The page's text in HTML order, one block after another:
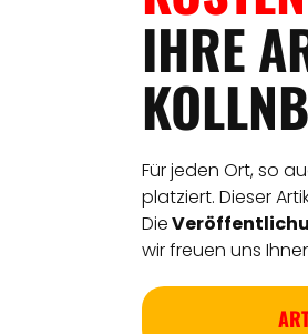
IHRE
Für jeden Ort, so
platziert. Dieser
Die
wir freuen uns